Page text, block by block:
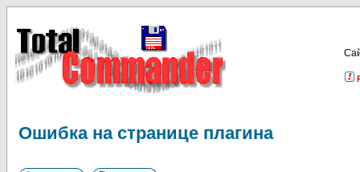
Ошибка на странице плагина